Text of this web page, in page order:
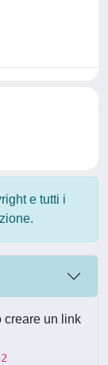
e tutti i
creare un link